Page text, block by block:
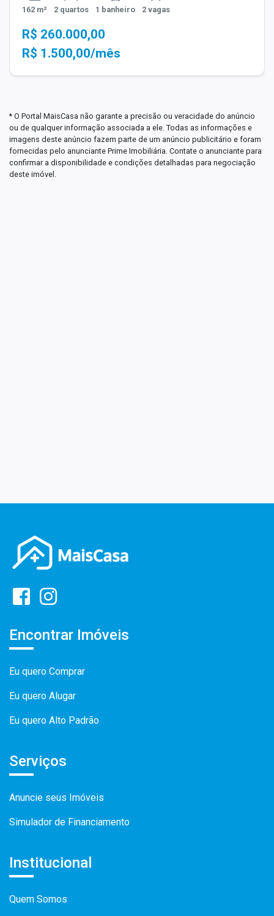
162 m² 2 quartos 1 banheiro 2 vagas
R$ 260.000,00
R$ 1.500,00/mês
* O Portal MaisCasa não garante a precisão ou veracidade do anúncio
ou de qualquer informação associada a ele. Todas as informações e
imagens deste anúncio fazem parte de um anúncio publicitário e foram
fornecidas pelo anunciante Prime Imobiliária. Contate o anunciante para
confirmar a disponibilidade e condições detalhadas para negociação
deste imóvel.
Encontrar Imóveis
Eu quero Comprar
Eu quero Alugar
Eu quero Alto Padrão
Serviços
Anuncie seus Imóveis
Simulador de Financiamento
Institucional
Quem Somos